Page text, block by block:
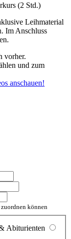
(2 Std.)
Leihmaterial
Im Anschluss
vorher.
und zum
anschauen!
können
Abiturienten